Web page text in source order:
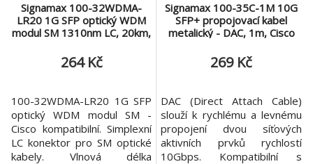
Signamax 100-32WDMA-
LR20 1G SFP optický WDM
modul SM 1310nm LC, 20km,
264 Kč
100-32WDMA-LR20 1G SFP
optický WDM modul SM -
Cisco kompatibilní. Simplexní
LC konektor pro SM optické
kabely. Vlnová délka
Signamax 100-35C-1M 10G
SFP+ propojovací kabel
metalický - DAC, 1m, Cisco
269 Kč
DAC (Direct Attach Cable)
slouží k rychlému a levnému
propojení dvou síťových
aktivních prvků rychlostí
10Gbps. Kompatibilní s